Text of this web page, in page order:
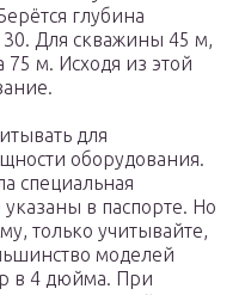
глубина
Для скважины 45 м,
75 м. Исходя из этой
для
оборудования.
специальная
в паспорте. Но
только учитывайте,
моделей
в 4 дюйма. При